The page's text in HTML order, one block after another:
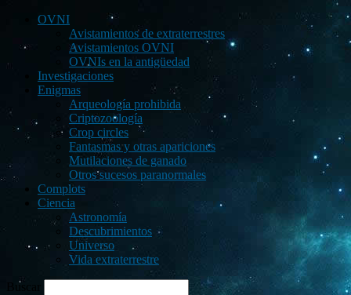
OVNI
Avistamientos de extraterrestres
Avistamientos OVNI
OVNIs en la antigüedad
Investigaciones
Enigmas
Arqueología prohibida
Criptozoología
Crop circles
Fantasmas y otras apariciones
Mutilaciones de ganado
Otros sucesos paranormales
Complots
Ciencia
Astronomía
Descubrimientos
Universo
Vida extraterrestre
Buscar